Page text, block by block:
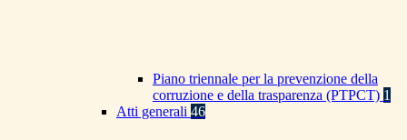
Piano triennale per la prevenzione della
corruzione e della trasparenza (PTPCT) 1
Atti generali 46